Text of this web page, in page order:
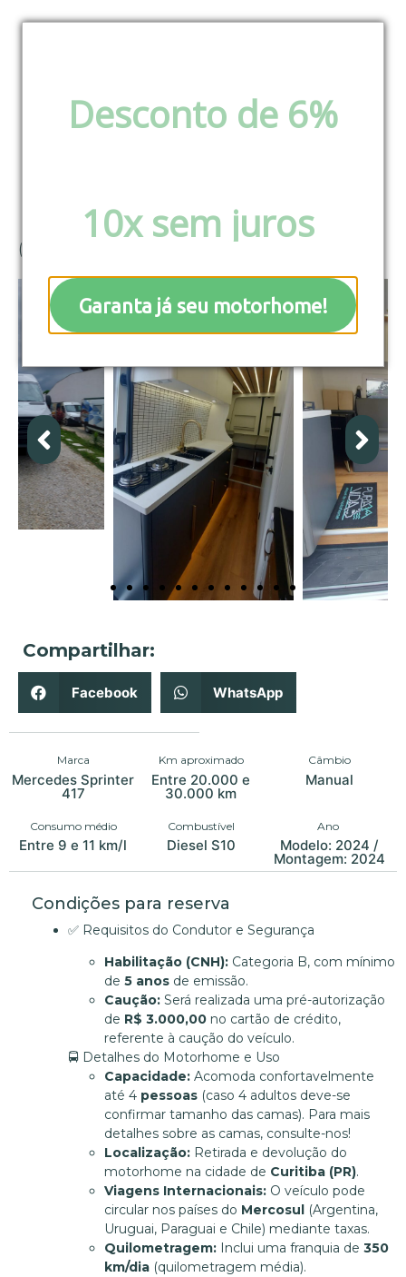
Desconto de 6%
10x sem juros
Garanta já seu motorhome!
Medellín – o mais
(2)
Compartilhar:
Facebook WhatsApp
Marca
Mercedes Sprinter
417
Km aproximado
Entre 20.000 e
30.000 km
Câmbio
Manual
Consumo médio
Entre 9 e 11 km/l
Combustível
Diesel S10
Ano
Modelo: 2024 /
Montagem: 2024
Condições para reserva
✅ Requisitos do Condutor e Segurança
Habilitação (CNH): Categoria B, com mínimo
de 5 anos de emissão.
Caução: Será realizada uma pré-autorização
de R$ 3.000,00 no cartão de crédito,
referente à caução do veículo.
🚍 Detalhes do Motorhome e Uso
Capacidade: Acomoda confortavelmente
até 4 pessoas (caso 4 adultos deve-se
confirmar tamanho das camas). Para mais
detalhes sobre as camas, consulte-nos!
Localização: Retirada e devolução do
motorhome na cidade de Curitiba (PR).
Viagens Internacionais: O veículo pode
circular nos países do Mercosul
(Argentina,
Uruguai, Paraguai e Chile) mediante taxas.
Quilometragem: Inclui uma franquia de 350
km/dia (quilometragem média).